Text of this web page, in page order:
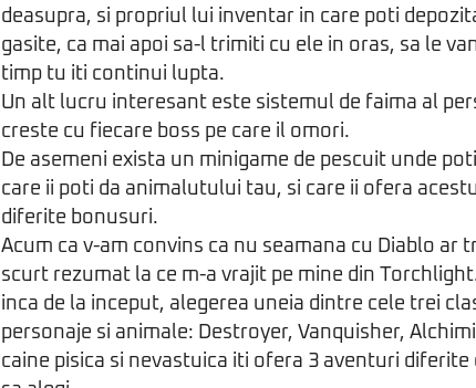
deasupra, si propriul lui inventar in care poti
gasite, ca mai apoi sa-l trimiti cu ele in oras, sa le
timp tu iti continui lupta.
Un alt lucru interesant este sistemul de faima al
creste cu fiecare boss pe care il omori.
De asemeni exista un minigame de pescuit unde
care ii poti da animalutului tau, si care ii ofera
diferite bonusuri.
Acum ca v-am convins ca nu seamana cu Diablo ar
scurt rezumat la ce m-a vrajit pe mine din
inca de la inceput, alegerea uneia dintre cele trei
personaje si animale: Destroyer, Vanquisher,
caine pisica si nevastuica iti ofera 3 aventuri diferite